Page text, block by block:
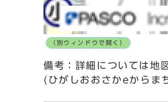
（別ウィンドウで開く）
備考：詳細については地
(ひがしおおさかeからま